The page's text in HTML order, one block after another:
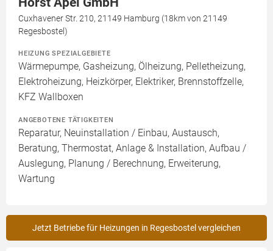
Cuxhavener Str. 210, 21149 Hamburg (18km von 21149
Regesbostel)
HEIZUNG SPEZIALGEBIETE
Wärmepumpe, Gasheizung, Ölheizung, Pelletheizung,
Elektroheizung, Heizkörper, Elektriker, Brennstoffzelle,
KFZ Wallboxen
ANGEBOTENE TÄTIGKEITEN
Reparatur, Neuinstallation / Einbau, Austausch,
Beratung, Thermostat, Anlage & Installation, Aufbau /
Auslegung, Planung / Berechnung, Erweiterung,
Wartung
Jetzt Betriebe für Heizungen in Regesbostel vergleichen